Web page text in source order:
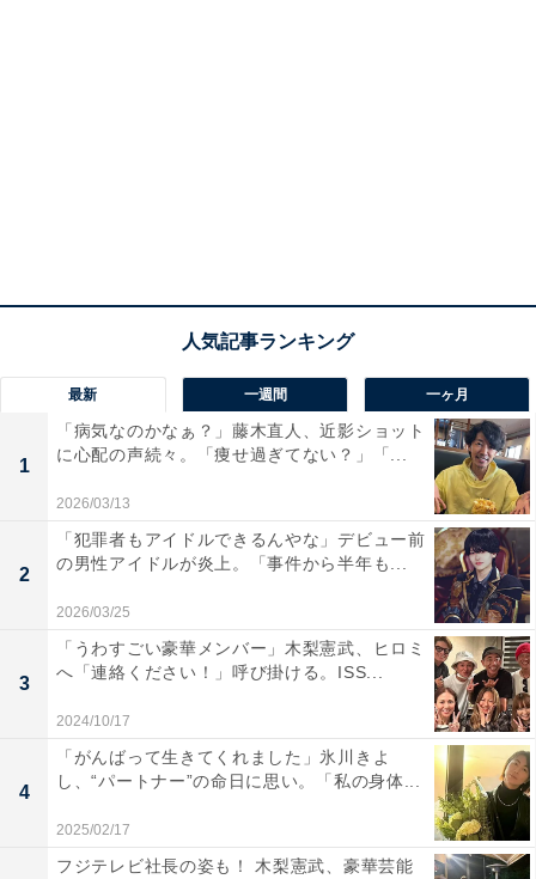
最新 一週間 一ヶ月
1
「病気なのかなぁ？」藤木直人、近影ショット
に心配の声続々。「痩せ過ぎてない？」「...
2026/03/13
2
「犯罪者もアイドルできるんやな」デビュー前
の男性アイドルが炎上。「事件から半年も...
2026/03/25
3
「うわすごい豪華メンバー」木梨憲武、ヒロミ
へ「連絡ください！」呼び掛ける。ISS...
2024/10/17
4
「がんばって生きてくれました」氷川きよ
し、“パートナー”の命日に思い。「私の身体...
2025/02/17
フジテレビ社長の姿も！ 木梨憲武、豪華芸能